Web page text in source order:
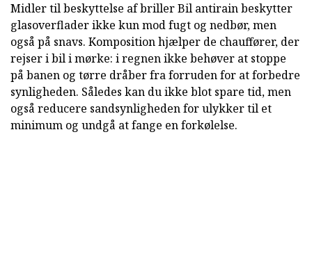
Midler til beskyttelse af briller Bil antirain beskytter
glasoverflader ikke kun mod fugt og nedbør, men
også på snavs. Komposition hjælper de chauffører, der
rejser i bil i mørke: i regnen ikke behøver at stoppe
på banen og tørre dråber fra forruden for at forbedre
synligheden. Således kan du ikke blot spare tid, men
også reducere sandsynligheden for ulykker til et
minimum og undgå at fange en forkølelse.